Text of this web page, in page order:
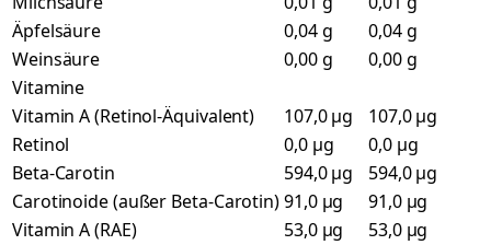
Äpfelsäure
0,04 g
0,04 g
Weinsäure
0,00 g
0,00 g
Vitamine
Vitamin A (Retinol-Äquivalent)
107,0 µg
107,0 µg
Retinol
0,0 µg
0,0 µg
Beta-Carotin
594,0 µg
594,0 µg
Carotinoide (außer Beta-Carotin)91,0 µg
91,0 µg
Vitamin A (RAE)
53,0 µg
53,0 µg